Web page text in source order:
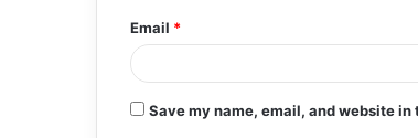
Email *
Save my name, email, and website